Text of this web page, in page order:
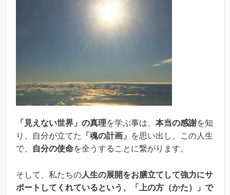
「見えない世界」の真理を学ぶ事は、 本当の感謝を知
り、自分が立てた
「魂の計画」
を思い出し、この人生
で、
自分の使命を全うすることに繋がります。
そして、私たちの人生の展開をお膳立てして強力にサ
ポートしてくれているという、「上の方（かた）」で